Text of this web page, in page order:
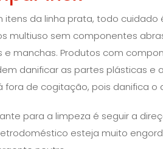
itens da linha prata, todo
multiuso sem componentes
e manchas. Produtos com
danificar as partes plásticas e
fora de cogitação, pois danifica o
para a limpeza é seguir a
esteja muito